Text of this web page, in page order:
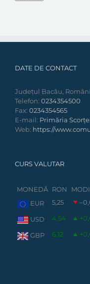
DATE DE CONTACT
Județul Bacău,
Telefon: 0234354500
Fax: 0234354565
E-mail: Primăria
Web: https://
CURS VALUTAR
MONEDĂ RON
EUR
5,25
USD 4,54
GBP 6,12